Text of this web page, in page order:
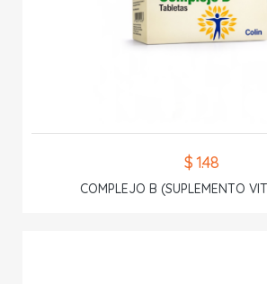
$ 1.48
COMPLEJO B (SUPLEMENTO